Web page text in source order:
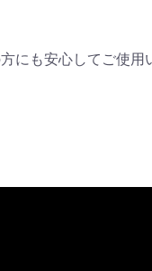
にも安心してご使用